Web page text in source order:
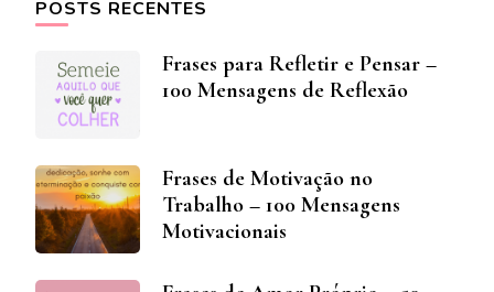
POSTS RECENTES
Frases para Refletir e Pensar –
100 Mensagens de Reflexão
Frases de Motivação no
Trabalho – 100 Mensagens
Motivacionais